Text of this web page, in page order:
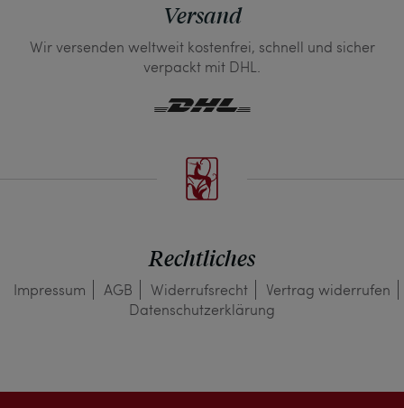
Versand
Wir versenden weltweit kostenfrei, schnell und sicher
verpackt mit DHL.
Rechtliches
Impressum AGB Widerrufs­recht
Vertrag widerrufen
Daten­schutz­erklärung